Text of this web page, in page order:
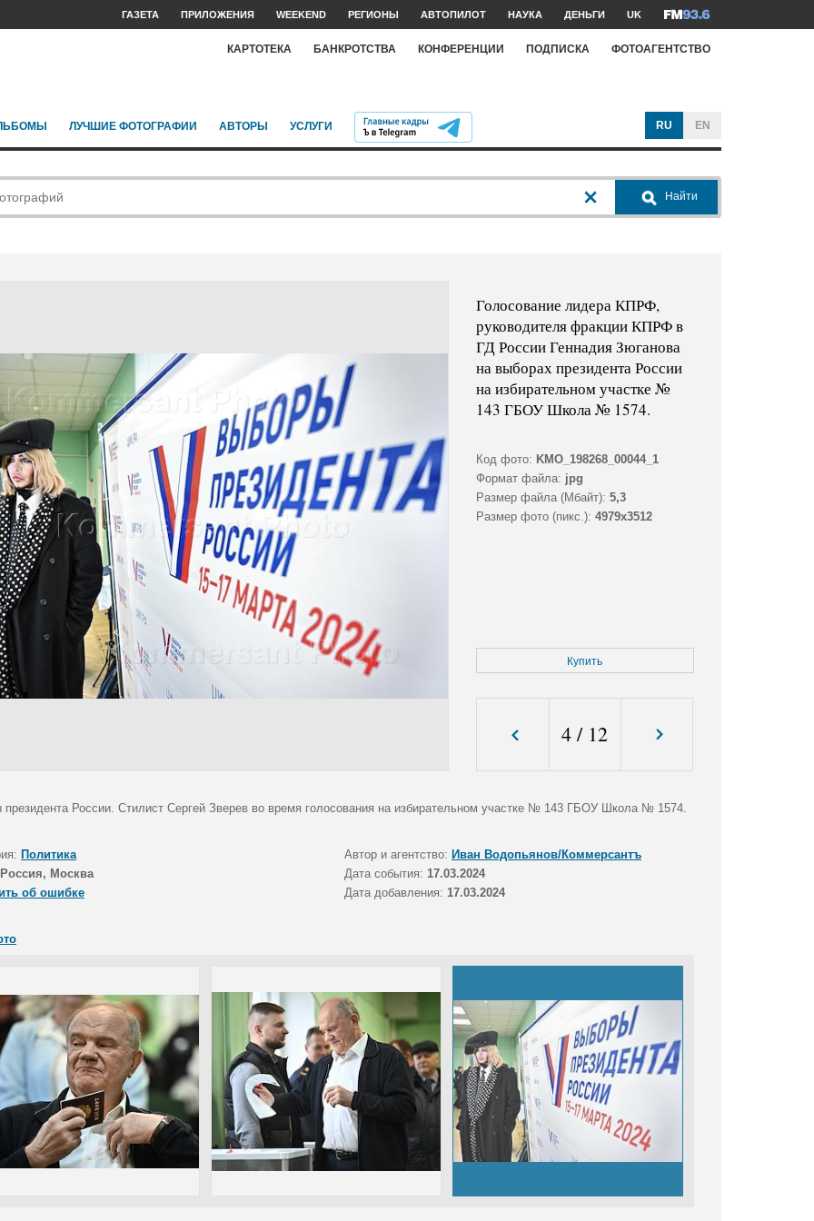
ГАЗЕТА ПРИЛОЖЕНИЯ WEEKEND РЕГИОНЫ АВТОПИЛОТ НАУКА ДЕНЬГИ UK
КАРТОТЕКА БАНКРОТСТВА КОНФЕРЕНЦИИ ПОДПИСКА ФОТОАГЕНТСТВО
ЛУЧШИЕ ФОТОГРАФИИ АВТОРЫ УСЛУГИ RU EN
Найти
Голосование лидера КПРФ,
руководителя фракции КПРФ в
ГД России Геннадия Зюганова
на выборах президента России
на избирательном участке №
143 ГБОУ Школа № 1574.
Код фото: KMO_198268_00044_1
Формат файла: jpg
Размер файла (Мбайт): 5,3
Размер фото (пикс.): 4979x3512
Купить
4 / 12
президента России. Стилист Сергей Зверев во время голосования на избирательном участке № 143 ГБОУ Школа № 1574.
Политика Автор и агентство: Иван Водопьянов/Коммерсантъ
Россия, Москва Дата события: 17.03.2024
об ошибке
Дата добавления: 17.03.2024